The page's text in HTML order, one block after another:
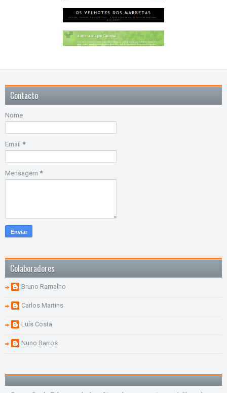
Contacto
Nome
Email *
Mensagem *
Colaboradores
Bruno Ramalho
Carlos Martins
Luís Costa
Nuno Barros